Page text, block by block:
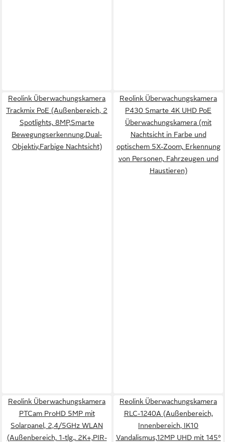
Reolink Überwachungskamera
Trackmix PoE (Außenbereich, 2
Spotlights, 8MP,Smarte
Bewegungserkennung,Dual-
Objektiv,Farbige Nachtsicht)
Reolink Überwachungskamera
P430 Smarte 4K UHD PoE
Überwachungskamera (mit
Nachtsicht in Farbe und
optischem 5X-Zoom, Erkennung
von Personen, Fahrzeugen und
Haustieren)
Reolink Überwachungskamera
PTCam ProHD 5MP mit
Solarpanel, 2,4/5GHz WLAN
(Außenbereich, 1-tlg., 2K+,PIR-
Reolink Überwachungskamera
RLC-1240A (Außenbereich,
Innenbereich, IK10
Vandalismus,12MP UHD mit 145°